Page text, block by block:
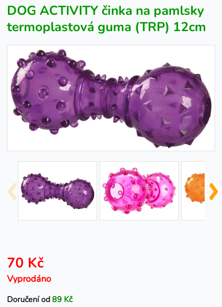
DOG ACTIVITY činka na pamlsky
termoplastová guma (TRP) 12cm
70 Kč
Vyprodáno
Doručení od89 Kč